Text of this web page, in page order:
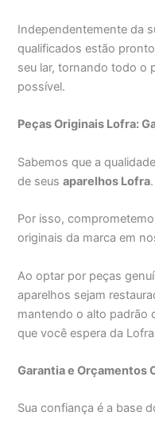
Independentemente da
qualificados estão
seu lar, tornando todo o
possível.
Peças Originais Lofra:
Sabemos que a
de seusaparelhos Lofra.
Por isso,
originais da marca em
Ao optar por peças
aparelhos sejam
mantendo o alto padrão
que você espera da
Garantia e Orçamentos
Sua confiança é a base